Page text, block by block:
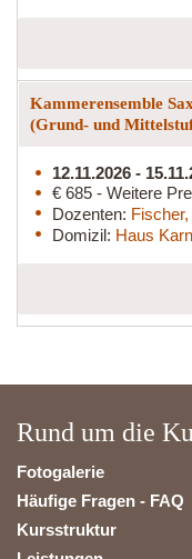
Kammerensemble
(Grund- und
12.11.2026 -
€ 685 - Weitere
Dozenten:
Domizil: Haus
Rund um die
Fotogalerie
Häufige Fragen - FAQ
Kursstruktur